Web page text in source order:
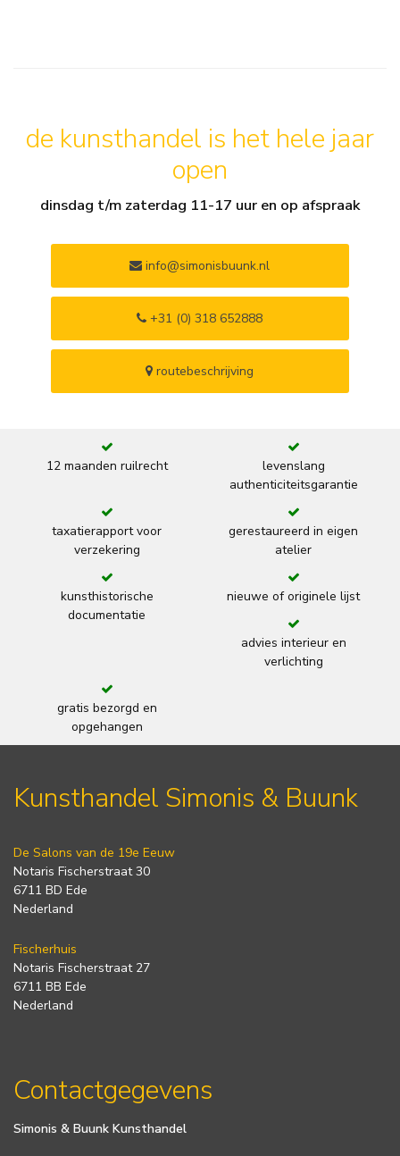
de kunsthandel is het hele jaar
open
dinsdag t/m zaterdag 11-17 uur en op afspraak
info@simonisbuunk.nl
+31 (0) 318 652888
routebeschrijving
12 maanden ruilrecht
levenslang
authenticiteitsgarantie
taxatierapport voor
verzekering
gerestaureerd in eigen
atelier
kunsthistorische
documentatie
nieuwe of originele lijst
advies interieur en
verlichting
gratis bezorgd en
opgehangen
Kunsthandel Simonis & Buunk
De Salons van de 19e Eeuw
Notaris Fischerstraat 30
6711 BD Ede
Nederland
Fischerhuis
Notaris Fischerstraat 27
6711 BB Ede
Nederland
Contactgegevens
Simonis & Buunk Kunsthandel